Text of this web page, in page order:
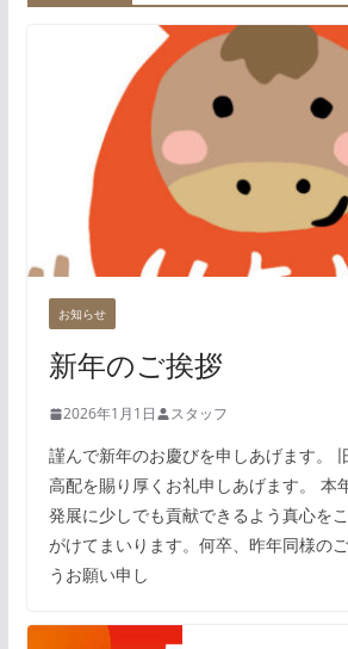
お知らせ
新年のご挨拶
2026年1月1日 スタッフ
謹んで新年のお慶びを申しあげます。
高配を賜り厚くお礼申しあげます。 本
発展に少しでも貢献できるよう真心を
がけてまいります。何卒、昨年同様の
うお願い申し